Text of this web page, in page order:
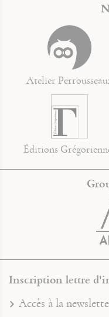
Atelier
Éditions
Inscription lettre
Accès à la